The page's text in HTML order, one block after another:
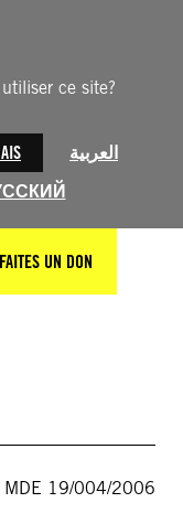
ce site?
العربية
FAITES UN DON
MDE 19/004/2006